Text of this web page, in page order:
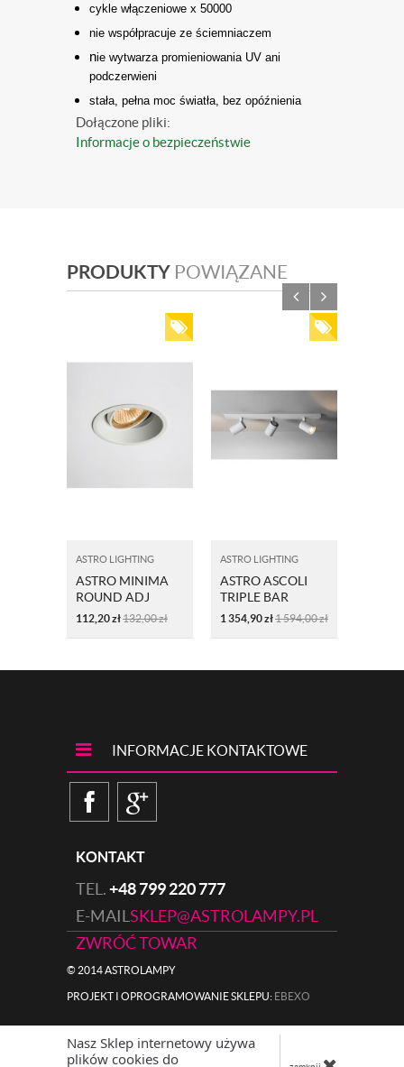
cykle włączeniowe x 50000
nie współpracuje ze ściemniaczem
nie wytwarza promieniowania UV ani
podczerwieni
stała, pełna moc światła, bez opóźnienia
Dołączone pliki:
Informacje o bezpieczeństwie
PRODUKTY POWIĄZANE
ASTRO LIGHTING
ASTRO MINIMA
ROUND ADJ
1249003 230V
112,20zł132,00zł
ASTRO LIGHTING
ASTRO ASCOLI
TRIPLE BAR
1286127 BIAŁY
1 354,90zł1 594,00zł
INFORMACJE KONTAKTOWE
KONTAKT
TEL.+48 799 220 777
E-MAIL SKLEP@ASTROLAMPY.PL
ZWRÓĆ TOWAR
© 2014 ASTROLAMPY
|
PROJEKT I OPROGRAMOWANIE SKLEPU: EBEXO
Nasz Sklep internetowy używa
plików cookies do